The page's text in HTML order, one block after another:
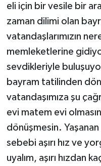
eli için bir vesile bir
zaman dilimi olan
vatandaşlarımızın
memleketlerine
sevdikleriyle
bayram tatilinden
vatandaşımıza şu
evi matem evi
dönüşmesin.
sebebi aşırı hız ve
uyalım, aşırı hızdan
SİYASET
SPOR HABERLERİ
TEKNOLOJİ
Turizm
ÜLKE GÜNDEMİ
YAŞAM